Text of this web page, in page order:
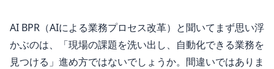
AI BPR（AIによる業務プロセス改革）と聞いてまず思い浮
かぶのは、「現場の課題を洗い出し、自動化できる業務を
見つける」進め方ではないでしょうか。間違いではありま